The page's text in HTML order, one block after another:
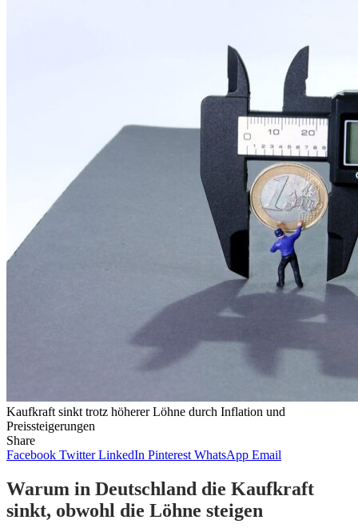
Kaufkraft sinkt trotz höherer Löhne durch Inflation und
Preissteigerungen
Share
Facebook Twitter LinkedIn Pinterest WhatsApp Email
Warum in Deutschland die Kaufkraft
sinkt, obwohl die Löhne steigen